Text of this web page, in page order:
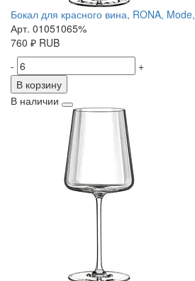
Бокал для красного вина, RONA,
Арт. 01051065%
760 ₽ RUB
-
+
В корзину
В наличии